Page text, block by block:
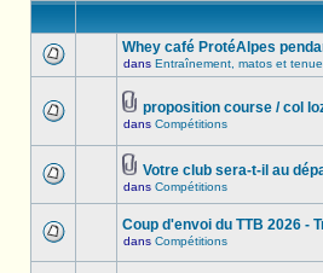
Whey café ProtéAlpes
dans Entraînement, matos et
proposition course / col
dans Compétitions
Votre club sera-t-il au
dans Compétitions
Coup d'envoi du TTB 2026 -
dans Compétitions